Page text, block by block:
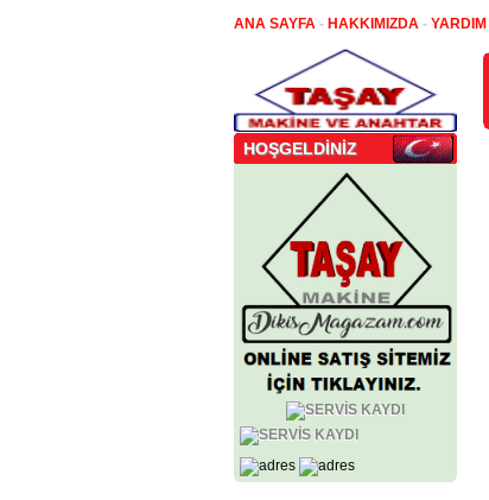
ANA SAYFA - HAKKIMIZDA - YARDIM
HOŞGELDİNİZ